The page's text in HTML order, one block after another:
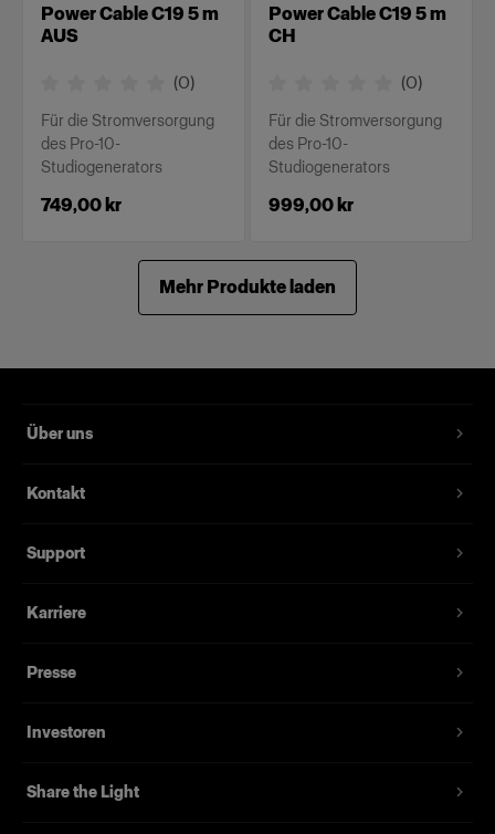
Power Cable C19 5 m
AUS
(0)
Für die Stromversorgung
des Pro-10-
Studiogenerators
749,00 kr
Power Cable C19 5 m
CH
(0)
Für die Stromversorgung
des Pro-10-
Studiogenerators
999,00 kr
Mehr Produkte laden
Über uns
Kontakt
Support
Karriere
Presse
Investoren
Share the Light